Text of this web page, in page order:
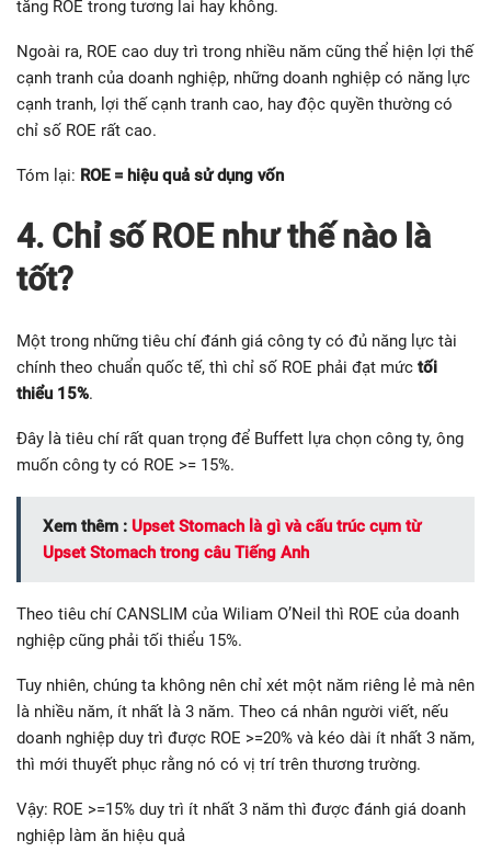
tăng ROE trong tương lai hay không.
Ngoài ra, ROE cao duy trì trong nhiều năm cũng thể hiện lợi thế
cạnh tranh của doanh nghiệp, những doanh nghiệp có năng lực
cạnh tranh, lợi thế cạnh tranh cao, hay độc quyền thường có
chỉ số ROE rất cao.
Tóm lại: ROE = hiệu quả sử dụng vốn
4. Chỉ số ROE như thế nào là
tốt?
Một trong những tiêu chí đánh giá công ty có đủ năng lực tài
chính theo chuẩn quốc tế, thì chỉ số ROE phải đạt mức tối
thiểu 15%.
Đây là tiêu chí rất quan trọng để Buffett lựa chọn công ty, ông
muốn công ty có ROE >= 15%.
Xem thêm : Upset Stomach là gì và cấu trúc cụm từ
Upset Stomach trong câu Tiếng Anh
Theo tiêu chí CANSLIM của Wiliam O’Neil thì ROE của doanh
nghiệp cũng phải tối thiểu 15%.
Tuy nhiên, chúng ta không nên chỉ xét một năm riêng lẻ mà nên
là nhiều năm, ít nhất là 3 năm. Theo cá nhân người viết, nếu
doanh nghiệp duy trì được ROE >=20% và kéo dài ít nhất 3 năm,
thì mới thuyết phục rằng nó có vị trí trên thương trường.
Vậy: ROE >=15% duy trì ít nhất 3 năm thì được đánh giá doanh
nghiệp làm ăn hiệu quả